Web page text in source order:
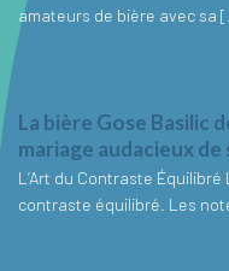
amateurs de bière avec sa
La bière Gose Basilic
mariage audacieux de
L’Art du Contraste
contraste équilibré. Les